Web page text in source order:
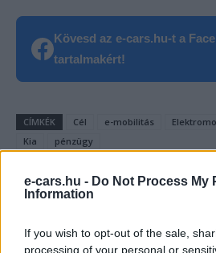
e-cars.hu - Do Not Process My
Information
If you wish to opt-out of the sale,
processing of your personal or
Kövesd az e-cars.hu-t a
tartalmakért!
CÍMKÉK Cél e-mobilitás
Kia
pénzügy